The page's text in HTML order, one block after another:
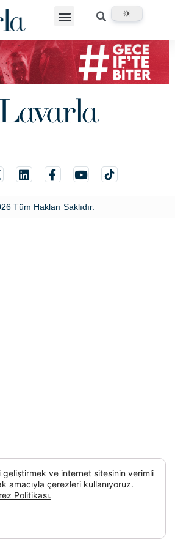
Tüm Hakları Saklıdır.
geliştirmek ve internet sitesinin verimli
amacıyla çerezleri kullanıyoruz.
Politikası.
kapat